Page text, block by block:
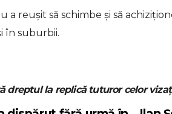
a reușit să schimbe și să
în suburbii.
dreptul la replică tuturor celor